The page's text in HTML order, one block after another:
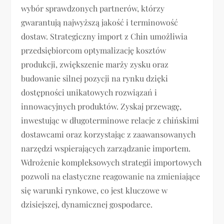
wybór sprawdzonych partnerów, którzy
gwarantują najwyższą jakość i terminowość
dostaw. Strategiczny import z Chin umożliwia
przedsiębiorcom optymalizację kosztów
produkcji, zwiększenie marży zysku oraz
budowanie silnej pozycji na rynku dzięki
dostępności unikatowych rozwiązań i
innowacyjnych produktów. Zyskaj przewagę,
inwestując w długoterminowe relacje z chińskimi
dostawcami oraz korzystając z zaawansowanych
narzędzi wspierających zarządzanie importem.
Wdrożenie kompleksowych strategii importowych
pozwoli na elastyczne reagowanie na zmieniające
się warunki rynkowe, co jest kluczowe w
dzisiejszej, dynamicznej gospodarce.